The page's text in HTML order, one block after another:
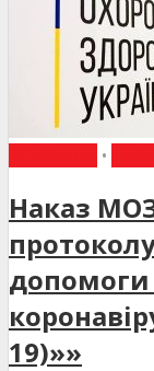
•
Наказ
допомоги
19)»»